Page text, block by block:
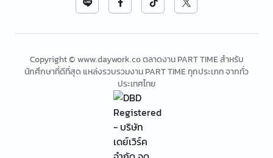
Copyright © www.daywork.co ตลาดงาน PART TIME สำหรับ
นักศึกษาที่ดีที่สุด แหล่งรวบรวมงาน PART TIME ทุกประเภท จากทั่ว
ประเทศไทย